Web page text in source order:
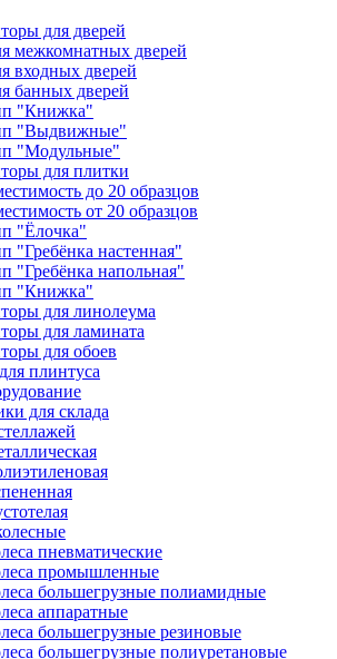
для дверей
межкомнатных дверей
входных дверей
банных дверей
"Книжка"
"Выдвижные"
"Модульные"
для плитки
до 20 образцов
от 20 образцов
"Ёлочка"
"Гребёнка настенная"
"Гребёнка напольная"
"Книжка"
для линолеума
для ламината
для обоев
плинтуса
для склада
пневматические
промышленные
большегрузные полиамидные
аппаратные
большегрузные резиновые
большегрузные полиуретановые